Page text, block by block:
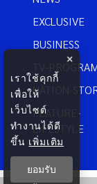
NEWS
EXCLUSIVE
BUSINESS
TV-
NATION-
FEATURE-
LIFESTYLE
×
เราใช้คุกกี้
เพื่อให้
เว็บไซต์
ทำงานได้ดี
ขึ้น เพิ่มเติม
ยอมรับ